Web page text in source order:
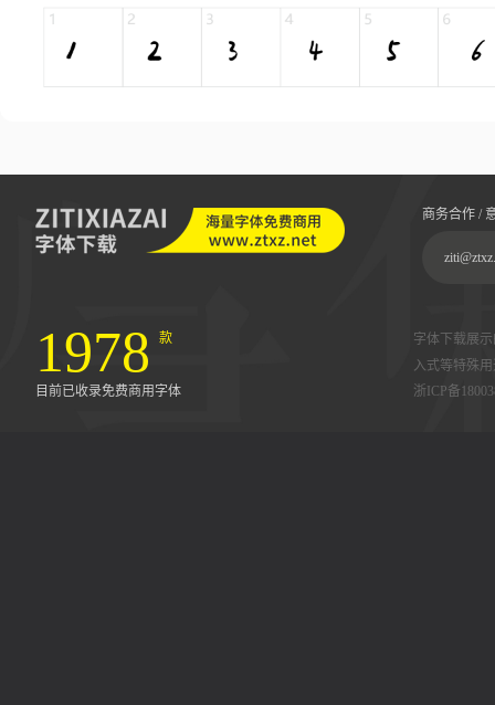
商务合作 /
1978 款
目前已收录免费商用字体
字体下载展
入式等特殊
浙ICP备